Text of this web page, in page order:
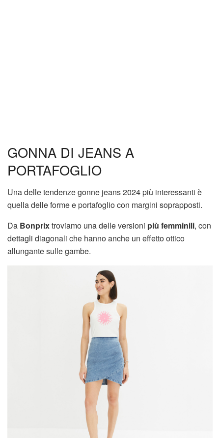
GONNA DI JEANS A
PORTAFOGLIO
Una delle tendenze gonne jeans 2024 più interessanti è
quella delle forme e portafoglio con margini soprapposti.
Da Bonprixtroviamo una delle versioni più femminili, con
dettagli diagonali che hanno anche un effetto ottico
allungante sulle gambe.